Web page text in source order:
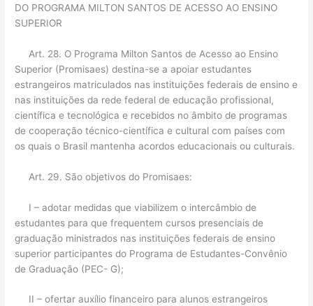
DO PROGRAMA MILTON SANTOS DE ACESSO AO ENSINO
SUPERIOR
Art. 28. O Programa Milton Santos de Acesso ao Ensino
Superior (Promisaes) destina-se a apoiar estudantes
estrangeiros matriculados nas instituições federais de ensino e
nas instituições da rede federal de educação profissional,
científica e tecnológica e recebidos no âmbito de programas
de cooperação técnico-científica e cultural com países com
os quais o Brasil mantenha acordos educacionais ou culturais.
Art. 29. São objetivos do Promisaes:
I – adotar medidas que viabilizem o intercâmbio de
estudantes para que frequentem cursos presenciais de
graduação ministrados nas instituições federais de ensino
superior participantes do Programa de Estudantes-Convênio
de Graduação (PEC- G);
II – ofertar auxílio financeiro para alunos estrangeiros